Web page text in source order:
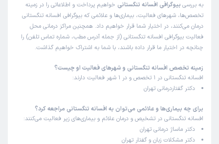
به بررسی بیوگرافی افسانه تنگستانی خواهیم پرداخت و اطلاعاتی را در زمینه
تخصص‌ها، شهرهای فعالیت، بیماری‌ها و علائمی که بیوگرافی افسانه تنگستانی
درمان می‌کنند، در اختیار شما قرار خواهیم داد. همچنین مراکز درمانی محل
فعالیت بیوگرافی افسانه تنگستانی (از جمله آدرس مطب، شماره تماس تلفن) را
چنانچه در اختیار ما قرار داده باشند، با شما به اشتراک خواهیم گذاشت.
زمینه تخصص افسانه تنگستانی و شهرهای فعالیت او چیست؟
افسانه تنگستانی در 1 تخصص و در 1 شهر فعالیت دارند:
دکتر گفتاردرمانی تهران
برای چه بیماری‌ها و علائمی می‌توان به افسانه تنگستانی مراجعه کرد؟
افسانه تنگستانی در تشخیص و درمان علائم و بیماری‌های زیر فعالیت می‌کنند:
دکتر ماساژ درمانی تهران
دکتر مشکلات زبان و گفتار تهران